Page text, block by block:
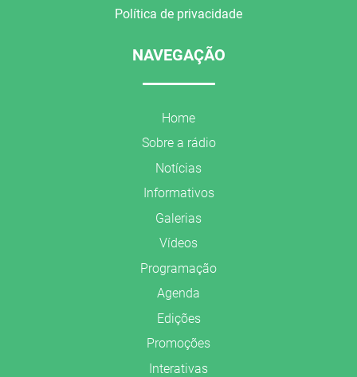
Política de privacidade
NAVEGAÇÃO
Home
Sobre a rádio
Notícias
Informativos
Galerias
Vídeos
Programação
Agenda
Edições
Promoções
Interativas